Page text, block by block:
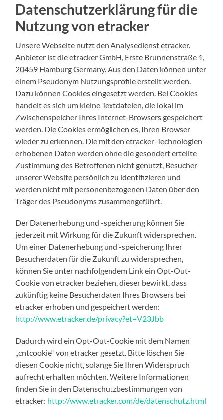
Datenschutzerklärung für die
Nutzung von etracker
Unsere Webseite nutzt den Analysedienst etracker.
Anbieter ist die etracker GmbH, Erste Brunnenstraße 1,
20459 Hamburg Germany. Aus den Daten können unter
einem Pseudonym Nutzungsprofile erstellt werden.
Dazu können Cookies eingesetzt werden. Bei Cookies
handelt es sich um kleine Textdateien, die lokal im
Zwischenspeicher Ihres Internet-Browsers gespeichert
werden. Die Cookies ermöglichen es, Ihren Browser
wieder zu erkennen. Die mit den etracker-Technologien
erhobenen Daten werden ohne die gesondert erteilte
Zustimmung des Betroffenen nicht genutzt, Besucher
unserer Website persönlich zu identifizieren und
werden nicht mit personenbezogenen Daten über den
Träger des Pseudonyms zusammengeführt.
Der Datenerhebung und -speicherung können Sie
jederzeit mit Wirkung für die Zukunft widersprechen.
Um einer Datenerhebung und -speicherung Ihrer
Besucherdaten für die Zukunft zu widersprechen,
können Sie unter nachfolgendem Link ein Opt-Out-
Cookie von etracker beziehen, dieser bewirkt, dass
zukünftig keine Besucherdaten Ihres Browsers bei
etracker erhoben und gespeichert werden:
http://www.etracker.de/privacy?et=V23Jbb
Dadurch wird ein Opt-Out-Cookie mit dem Namen
„cntcookie“ von etracker gesetzt. Bitte löschen Sie
diesen Cookie nicht, solange Sie Ihren Widerspruch
aufrecht erhalten möchten. Weitere Informationen
finden Sie in den Datenschutzbestimmungen von
etracker: http://www.etracker.com/de/datenschutz.html